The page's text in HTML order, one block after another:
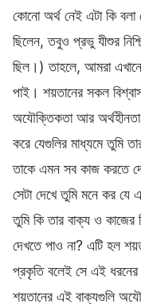
কোনো অর্থ নেই এটা কি বলা
ছিলেন, তবুও প্রভু যীশুর
ছিল।) তাহলে, আমরা
পাই। শয়তানের সকল
অযৌক্তিকতা আর
করে যেগুলির মাধ্যমে তুমি
তাকে এমন সব কাজ করতে
সেটা দেখে তুমি মনে কর
তুমি কি তার বাক্য ও
দেখতে পাও না? এটি হল
প্রকৃতি বলেই সে এই
শয়তানের এই বাক্যগুলি